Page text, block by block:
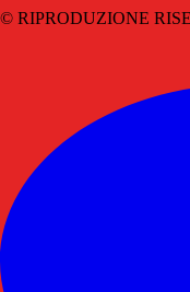
© RIPRODUZIONE